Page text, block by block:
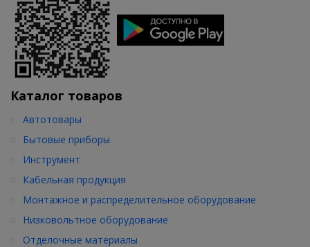
Каталог товаров
Автотовары
Бытовые приборы
Инструмент
Кабельная продукция
Монтажное и распределительное оборудование
Низковольтное оборудование
Отделочные материалы